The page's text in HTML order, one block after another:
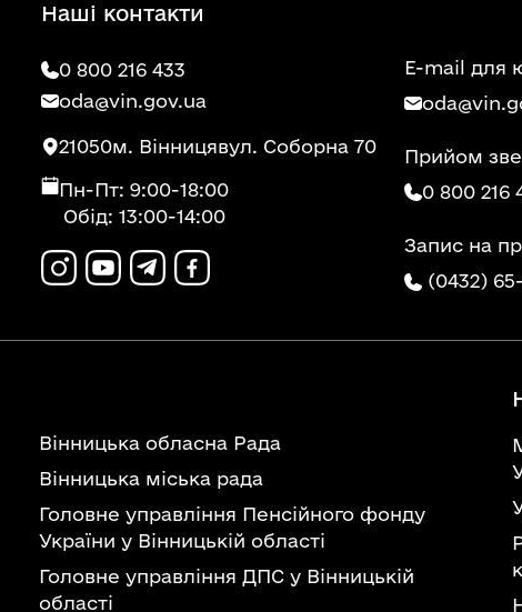
Наші контакти
0 800 216 433
oda@vin.gov.ua
21050м. Вінницявул. Соборна 70
Пн-Пт: 9:00-18:00
Обід: 13:00-14:00
E-mail для
Прийом
0 800 216
Запис на
(0432)
Вінницька обласна Рада
Вінницька міська рада
Головне управління Пенсійного фонду
України у Вінницькій області
Головне управління ДПС у Вінницькій
області